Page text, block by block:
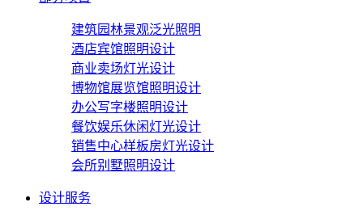
建筑园林景观泛光照明
酒店宾馆照明设计
商业卖场灯光设计
博物馆展览馆照明设计
办公写字楼照明设计
餐饮娱乐休闲灯光设计
销售中心样板房灯光设计
会所别墅照明设计
设计服务